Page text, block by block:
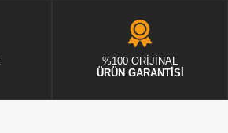
%100 ORİJİNAL
ÜRÜN GARANTİSİ